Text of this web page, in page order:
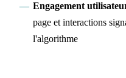
Engagement
page et interactions
l'algorithme